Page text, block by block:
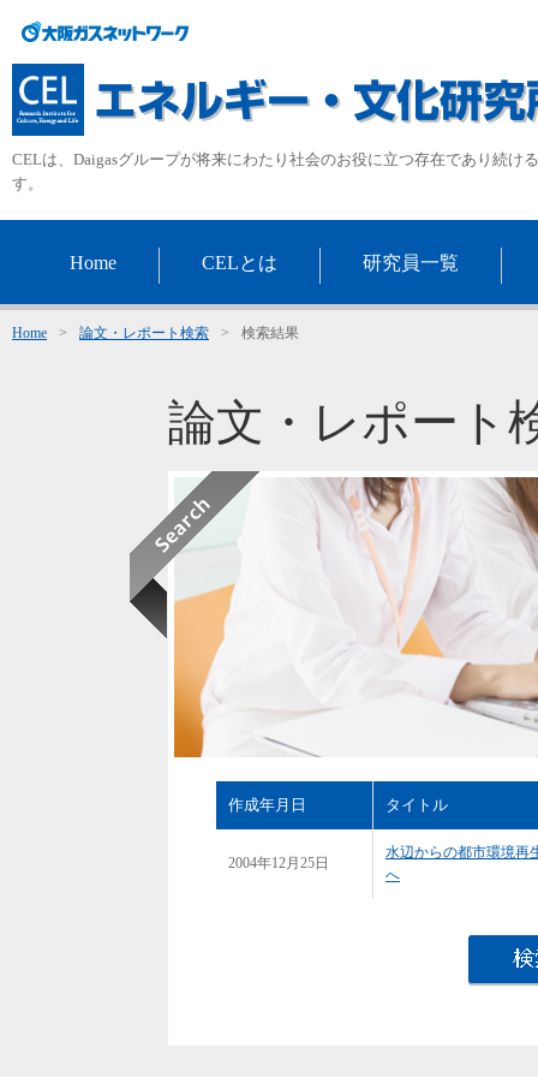
CELは、Daigasグループが将来にわたり社会のお役に立つ存在であり続け
す。
Home CELとは 研究員一覧
Home > 論文・レポート検索 > 検索結果
論文・レポート
作成年月日 タイトル
2004年12月25日
水辺からの都市環境再
へ